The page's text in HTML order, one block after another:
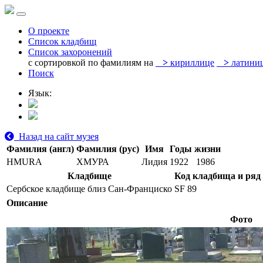
О проекте
Список кладбищ
Список захоронений
с сортировкой по фамилиям на
> кириллице >
Поиск
Язык:
Назад на сайт музея
Фамилия (англ) Фамилия (рус) Имя Годы жизни
HMURA
ХМУРА Лидия 1922
1986
Кладбище
Код кладбища и ряд
Сербское кладбище близ Сан-Франциско SF 89
Описание
Фото